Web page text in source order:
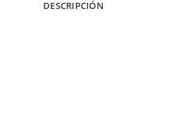
DESCRIPCIÓN